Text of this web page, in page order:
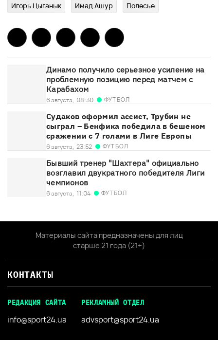
Игорь Цыганык Имад Ашур Полесье
Динамо получило серьезное усиление на
проблемную позицию перед матчем с
Карабахом
6 августа, 08:30 ФУТБОЛ
Судаков оформил ассист, Трубин не
сыграл – Бенфика победила в бешеном
сражении с 7 голами в Лиге Европы
6 августа, 23:52 ФУТБОЛ
Бывший тренер "Шахтера" официально
возглавил двукратного победителя Лиги
чемпионов
6 августа, 11:04 ФУТБОЛ
Материалы сайта предназначены для лиц
старше 21 года (21+)
КОНТАКТЫ
РЕДАКЦИЯ САЙТА
info@sport24.ua
РЕКЛАМНЫЙ ОТДЕЛ
advsport@sport24.ua